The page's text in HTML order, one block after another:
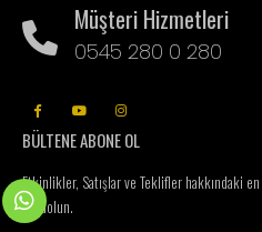
Müşteri Hizmetleri
0545 280 0 280
BÜLTENE ABONE OL
Etkinlikler, Satışlar ve Teklifler hakkındaki
kaydolun.